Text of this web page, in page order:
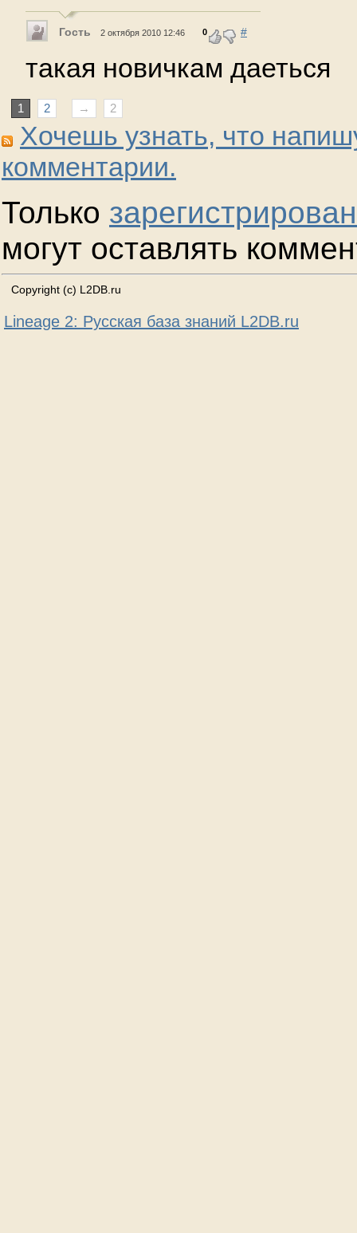
Гость 2 октября 2010 12:46 0 #
такая новичкам даеться
1 2 → 2
Хочешь узнать, что
комментарии.
Только
могут оставлять
Copyright (c) L2DB.ru
Lineage 2: Русская база знаний L2DB.ru